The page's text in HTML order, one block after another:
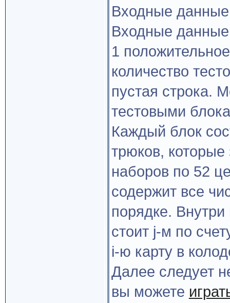
Входные
Входные
1
количество
пустая строка.
тестовыми
Каждый блок
трюков,
наборов по 52
содержит все
порядке.
стоит j-м по
i-ю карту в
Далее следует
вы можете